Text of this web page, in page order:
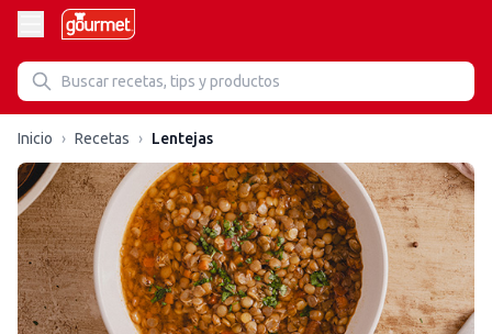
Inicio › Recetas › Lentejas